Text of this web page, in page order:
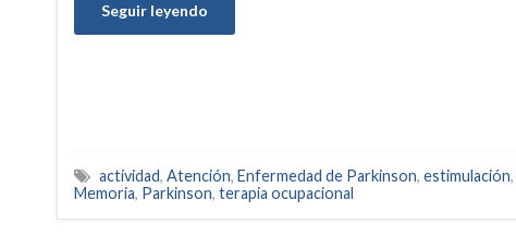
Seguir leyendo
actividad, Atención, Enfermedad de Parkinson, estimulación,
Memoria, Parkinson, terapia ocupacional